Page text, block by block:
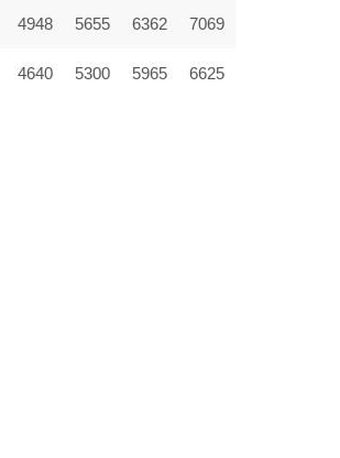
4948 5655 6362 7069
4640 5300 5965 6625